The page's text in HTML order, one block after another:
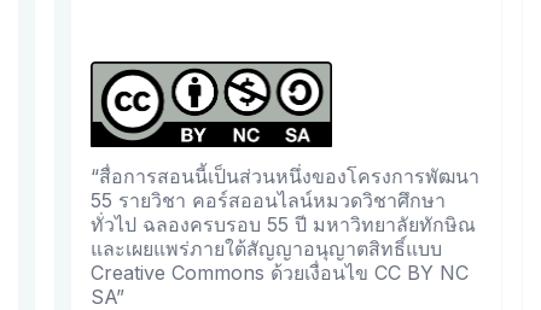
“สื่อการสอนนี้เป็นส่วนหนึ่งของโครงการพัฒนา
55 รายวิชา คอร์สออนไลน์หมวดวิชาศึกษา
ทั่วไป ฉลองครบรอบ 55 ปี มหาวิทยาลัยทักษิณ
และเผยแพร่ภายใต้สัญญาอนุญาตสิทธิ์แบบ
Creative Commons ด้วยเงื่อนไข CC BY NC
SA”